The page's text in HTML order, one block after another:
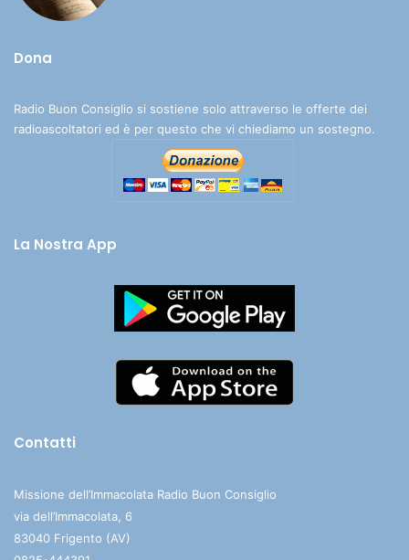
Dona
Radio Buon Consiglio si sostiene solo attraverso le offerte dei
radioascoltatori ed è per questo che vi chiediamo un sostegno.
La Nostra App
Contatti
Missione dell’Immacolata Radio Buon Consiglio
via dell’Immacolata, 6
83040 Frigento (AV)